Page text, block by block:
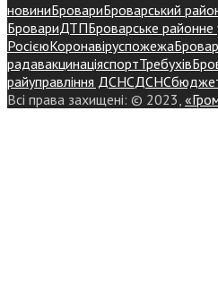
новиниБровариБроварський
БровариДТПБроварське районне
РосієюКоронавіруспожежа
радавакцинаціяспортТребухів
райуправління ДСНСДСНС
Всі права захищені: © 2023,